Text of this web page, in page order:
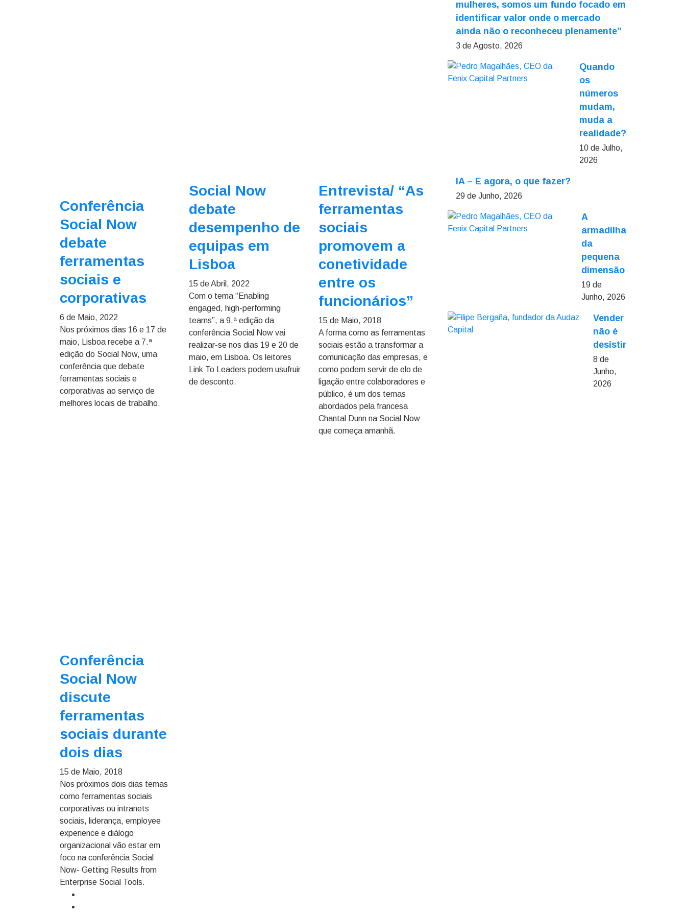
Conferência
Social Now
debate
ferramentas
sociais e
corporativas
6 de Maio, 2022
Nos próximos dias 16 e 17 de
maio, Lisboa recebe a 7.ª
edição do Social Now, uma
conferência que debate
ferramentas sociais e
corporativas ao serviço de
melhores locais de trabalho.
Social Now
debate
desempenho de
equipas em
Lisboa
15 de Abril, 2022
Com o tema “Enabling
engaged, high-performing
teams”, a 9.ª edição da
conferência Social Now vai
realizar-se nos dias 19 e 20 de
maio, em Lisboa. Os leitores
Link To Leaders podem usufruir
de desconto.
Entrevista/ “As
ferramentas
sociais
promovem a
conetividade
entre os
funcionários”
15 de Maio, 2018
A forma como as ferramentas
sociais estão a transformar a
comunicação das empresas, e
como podem servir de elo de
ligação entre colaboradores e
público, é um dos temas
abordados pela francesa
Chantal Dunn na Social Now
que começa amanhã.
Conferência
Social Now
discute
ferramentas
sociais durante
dois dias
15 de Maio, 2018
Nos próximos dois dias temas
como ferramentas sociais
corporativas ou intranets
sociais, liderança, employee
experience e diálogo
organizacional vão estar em
foco na conferência Social
Now- Getting Results from
Enterprise Social Tools.
mulheres, somos um fundo focado em
identificar valor onde o mercado
ainda não o reconheceu plenamente”
3 de Agosto, 2026
Quando
os
números
mudam,
muda a
realidade?
10 de Julho,
2026
IA – E agora, o que fazer?
29 de Junho, 2026
A
armadilha
da
pequena
dimensão
19 de
Junho, 2026
Vender
não é
desistir
8 de
Junho,
2026